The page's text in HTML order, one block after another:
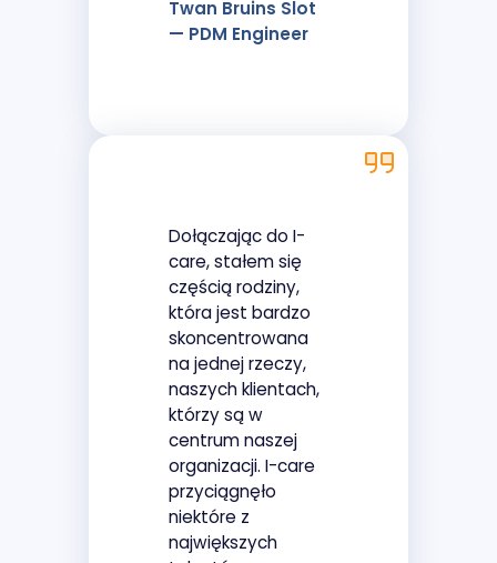
Twan Bruins Slot
— PDM Engineer
Dołączając do I-
care, stałem się
częścią rodziny,
która jest bardzo
skoncentrowana
na jednej rzeczy,
naszych klientach,
którzy są w
centrum naszej
organizacji. I-care
przyciągnęło
niektóre z
największych